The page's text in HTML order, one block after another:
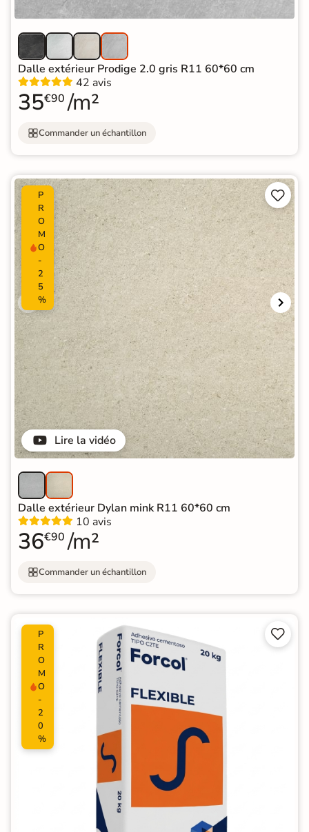
Dalle extérieur Prodige 2.0 gris R11 60*60 cm
42 avis
35€90 /m²
Commander un échantillon
Lire la vidéo
P
R
O
M
O
-
2
5
%


Dalle extérieur Dylan mink R11 60*60 cm
10 avis
36€90 /m²
Commander un échantillon
P
R
O
M
O
-
2
0
%

